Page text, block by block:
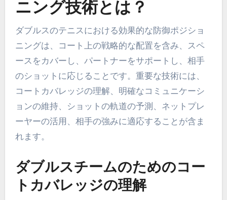
ニング技術とは？
ダブルスのテニスにおける効果的な防御ポジショ
ニングは、コート上の戦略的な配置を含み、スペ
ースをカバーし、パートナーをサポートし、相手
のショットに応じることです。重要な技術には、
コートカバレッジの理解、明確なコミュニケーシ
ョンの維持、ショットの軌道の予測、ネットプレ
ーヤーの活用、相手の強みに適応することが含ま
れます。
ダブルスチームのためのコー
トカバレッジの理解